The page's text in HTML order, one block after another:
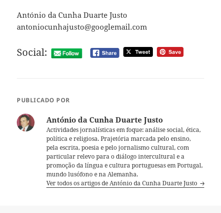
António da Cunha Duarte Justo
antoniocunhajusto@googlemail.com
Social:
PUBLICADO POR
António da Cunha Duarte Justo
Actividades jornalísticas em foque: análise social, ética,
política e religiosa. Prajetória marcada pelo ensino,
pela escrita, poesia e pelo jornalismo cultural, com
particular relevo para o diálogo intercultural e a
promoção da língua e cultura portuguesas em Portugal,
mundo lusófono e na Alemanha.
Ver todos os artigos de António da Cunha Duarte Justo